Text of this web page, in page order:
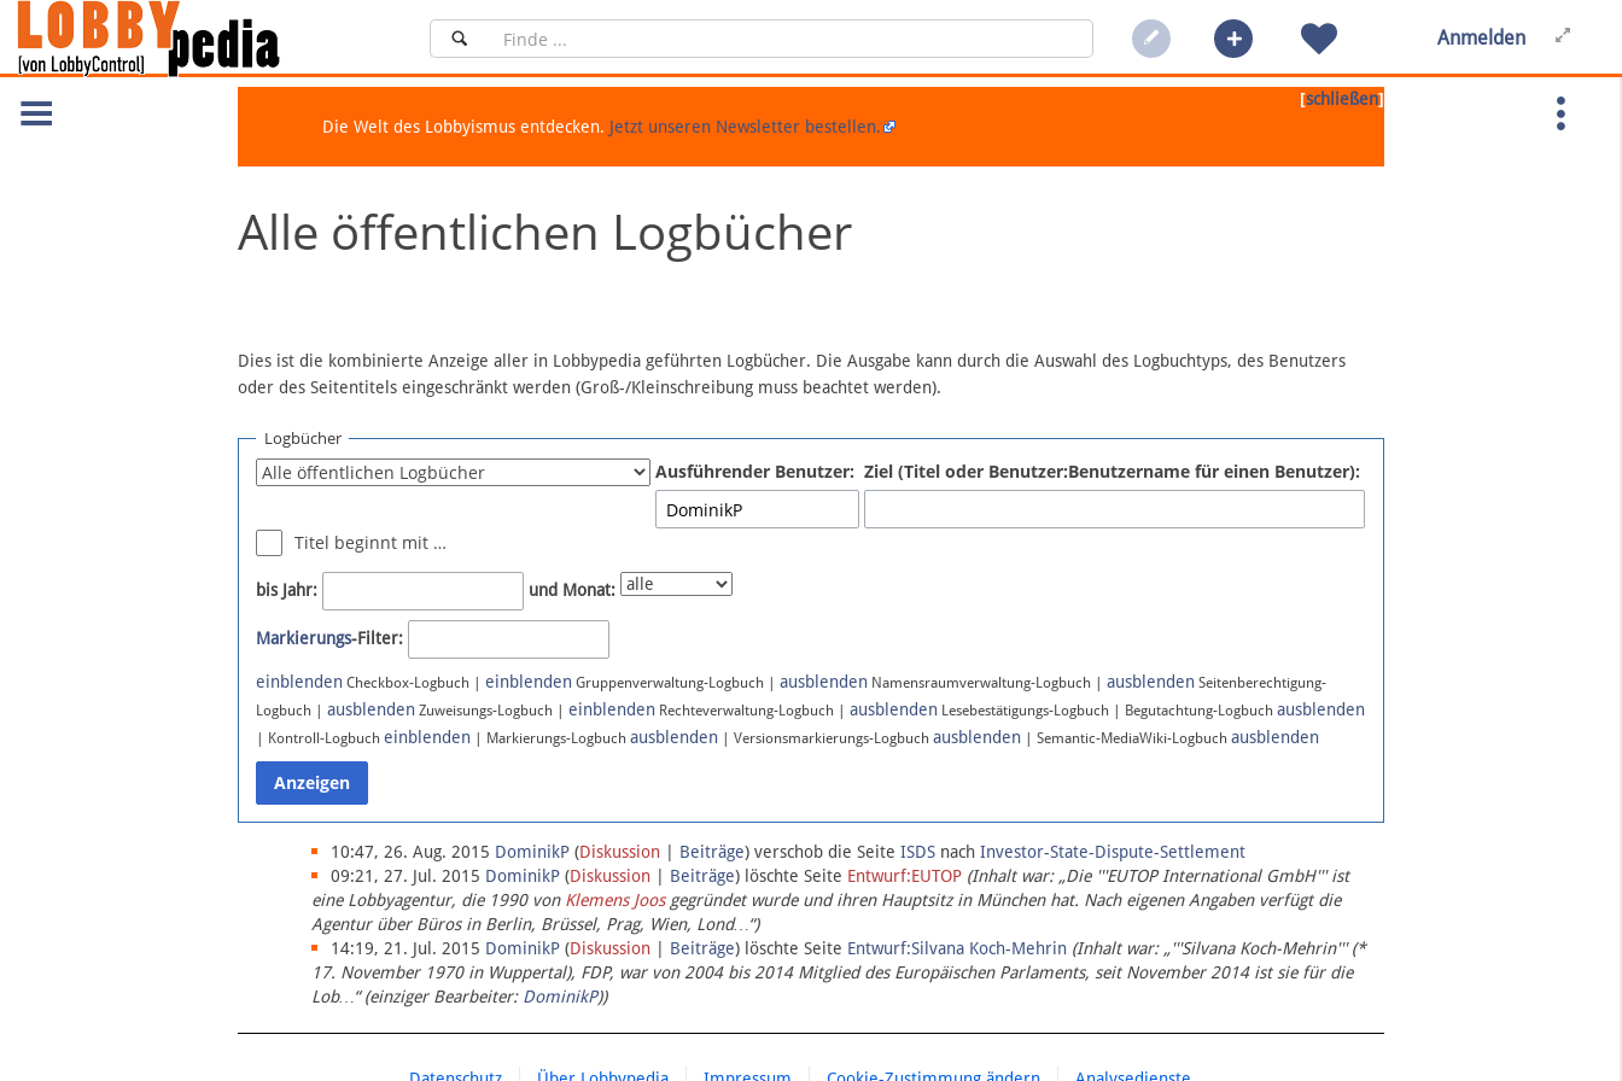
Anmelden
[schließen]
Die Welt des Lobbyismus entdecken. Jetzt unseren Newsletter bestellen.
Alle öffentlichen Logbücher
Dies ist die kombinierte Anzeige aller in Lobbypedia geführten Logbücher. Die Ausgabe kann durch die Auswahl des Logbuchtyps, des Benutzers
oder des Seitentitels eingeschränkt werden (Groß-/Kleinschreibung muss beachtet werden).
Logbücher
Ausführender Benutzer: Ziel (Titel oder Benutzer:Benutzername für einen Benutzer):
Titel beginnt mit …
bis Jahr: und Monat:
Markierungs-Filter:
einblenden Checkbox-Logbuch | einblenden Gruppenverwaltung-Logbuch | ausblenden Namensraumverwaltung-Logbuch | ausblenden Seitenberechtigung-
Logbuch | ausblenden Zuweisungs-Logbuch | einblenden Rechteverwaltung-Logbuch | ausblenden Lesebestätigungs-Logbuch | Begutachtung-Logbuch ausblenden
| Kontroll-Logbuch einblenden | Markierungs-Logbuch ausblenden | Versionsmarkierungs-Logbuch ausblenden | Semantic-MediaWiki-Logbuch ausblenden
10:47, 26. Aug. 2015 DominikP (Diskussion | Beiträge) verschob die Seite ISDS nach Investor-State-Dispute-Settlement
09:21, 27. Jul. 2015 DominikP (Diskussion | Beiträge) löschte Seite Entwurf:EUTOP (Inhalt war: „Die '''EUTOP International GmbH''' ist
eine Lobbyagentur, die 1990 von Klemens Joosgegründet wurde und ihren Hauptsitz in München hat. Nach eigenen Angaben verfügt die
Agentur über Büros in Berlin, Brüssel, Prag, Wien, Lond…“)
14:19, 21. Jul. 2015 DominikP (Diskussion | Beiträge) löschte Seite Entwurf:Silvana Koch-Mehrin (Inhalt war: „'''Silvana Koch-Mehrin''' (*
17. November 1970 in Wuppertal), FDP, war von 2004 bis 2014 Mitglied des Europäischen Parlaments, seit November 2014 ist sie für die
Lob…“ (einziger Bearbeiter: DominikP))